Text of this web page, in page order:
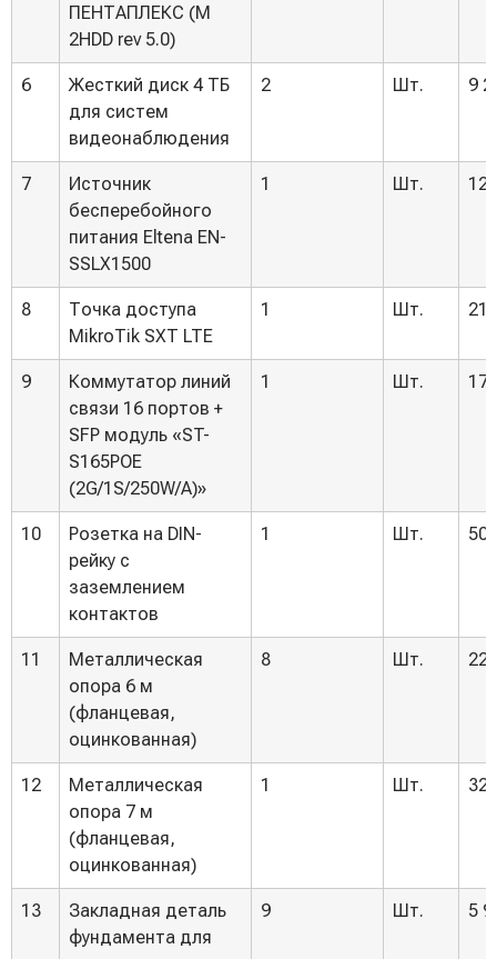
ПЕНТАПЛЕКС (M
2HDD rev 5.0)
6
Жесткий диск 4 ТБ
для систем
видеонаблюдения
2 Шт. 9
7
Источник
бесперебойного
питания Eltena EN-
SSLX1500
1 Шт. 12
8
Точка доступа
MikroTik SXT LTE
1 Шт. 21
9
Коммутатор линий
связи 16 портов +
SFP модуль «ST-
S165POE
(2G/1S/250W/A)»
1 Шт. 17
10
Розетка на DIN-
рейку с
заземлением
контактов
1 Шт.
11
Металлическая
опора 6 м
(фланцевая,
оцинкованная)
8 Шт. 22
12
Металлическая
опора 7 м
(фланцевая,
оцинкованная)
1 Шт. 32
13
Закладная деталь
фундамента для
9 Шт. 5